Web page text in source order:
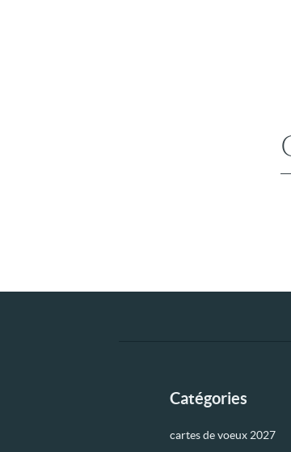
Catégories
cartes de voeux 2027